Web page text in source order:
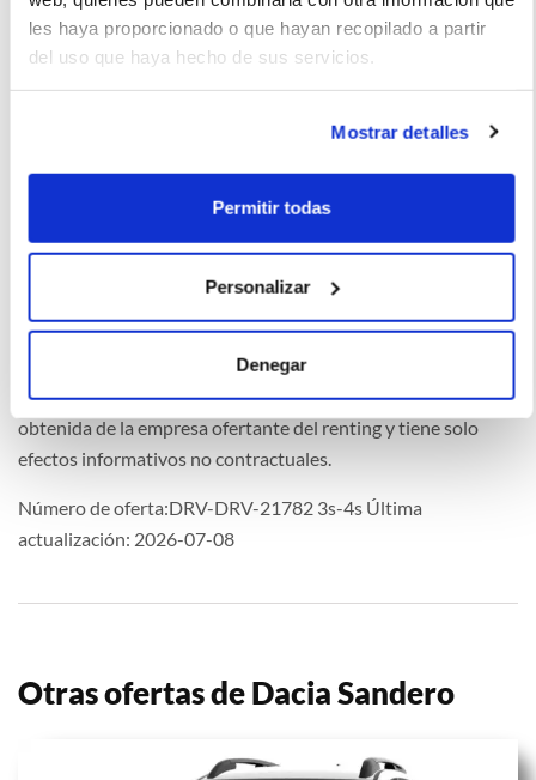
les haya proporcionado o que hayan recopilado a partir
del uso que haya hecho de sus servicios.
Mostrar detalles
Permitir todas
Personalizar
Denegar
Me encanta este coche
La imagen del coche puede no coincidir con el vehículo
ofertado. Los datos y la información publicada ha sido
obtenida de la empresa ofertante del renting y tiene solo
efectos informativos no contractuales.
Número de oferta:DRV-DRV-21782 3s-4s Última
actualización: 2026-07-08
Otras ofertas de Dacia Sandero